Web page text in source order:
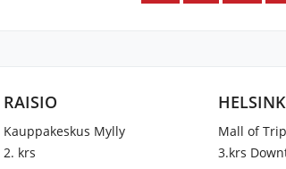
RAISIO
Kauppakeskus Mylly
2. krs
Mall of
3.krs